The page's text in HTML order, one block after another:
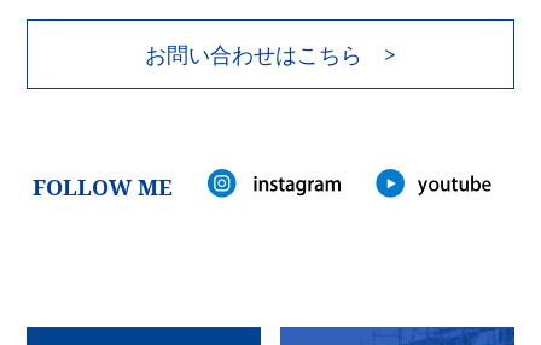
お問い合わせはこちら >
FOLLOW ME